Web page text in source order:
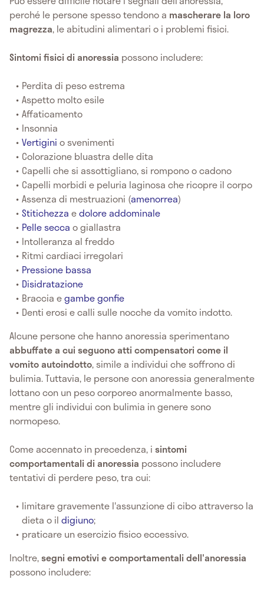
perché le persone spesso tendono a mascherare la loro
magrezza, le abitudini alimentari o i problemi fisici.
Sintomi fisici di anoressia possono includere:
Perdita di peso estrema
Aspetto molto esile
Affaticamento
Insonnia
Vertiginio svenimenti
Colorazione bluastra delle dita
Capelli che si assottigliano, si rompono o cadono
Capelli morbidi e peluria laginosa che ricopre il corpo
Assenza di mestruazioni (amenorrea)
Stitichezzaedolore addominale
Pelle secca o giallastra
Intolleranza al freddo
Ritmi cardiaci irregolari
Pressione bassa
Disidratazione
Braccia egambe gonfie
Denti erosi e calli sulle nocche da vomito indotto.
Alcune persone che hanno anoressia sperimentano
abbuffate a cui seguono atti compensatori come il
vomito autoindotto, simile a individui che soffrono di
bulimia. Tuttavia, le persone con anoressia generalmente
lottano con un peso corporeo anormalmente basso,
mentre gli individui con bulimia in genere sono
normopeso.
Come accennato in precedenza, i sintomi
comportamentali di anoressia possono includere
tentativi di perdere peso, tra cui:
limitare gravemente l'assunzione di cibo attraverso la
dieta o ildigiuno;
praticare un esercizio fisico eccessivo.
Inoltre,segni emotivi e comportamentali dell'anoressia
possono includere: